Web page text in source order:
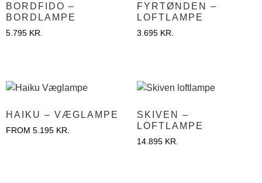
BORDFIDO –
BORDLAMPE
5.795 KR.
FYRTØNDEN –
LOFTLAMPE
3.695 KR.
HAIKU – VÆGLAMPE
FROM 5.195 KR.
SKIVEN –
LOFTLAMPE
14.895 KR.